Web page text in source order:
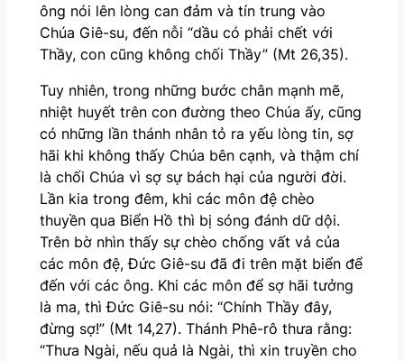
ông nói lên lòng can đảm và tín trung vào
Chúa Giê-su, đến nỗi “dầu có phải chết với
Thầy, con cũng không chối Thầy” (Mt 26,35).
Tuy nhiên, trong những bước chân mạnh mẽ,
nhiệt huyết trên con đường theo Chúa ấy, cũng
có những lần thánh nhân tỏ ra yếu lòng tin, sợ
hãi khi không thấy Chúa bên cạnh, và thậm chí
là chối Chúa vì sợ sự bách hại của người đời.
Lần kia trong đêm, khi các môn đệ chèo
thuyền qua Biển Hồ thì bị sóng đánh dữ dội.
Trên bờ nhìn thấy sự chèo chống vất vả của
các môn đệ, Đức Giê-su đã đi trên mặt biển để
đến với các ông. Khi các môn để sợ hãi tưởng
là ma, thì Đức Giê-su nói: “Chính Thầy đây,
đừng sợ!” (Mt 14,27). Thánh Phê-rô thưa rằng:
“Thưa Ngài, nếu quả là Ngài, thì xin truyền cho